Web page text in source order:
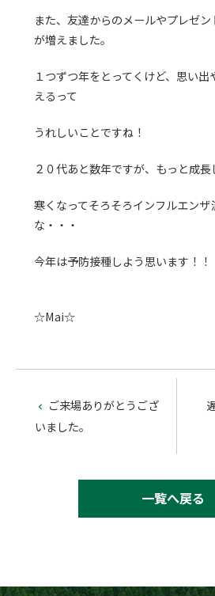
また、友達からのメールやプレゼ
が増えました。
１つずつ年をとってくけど、思い
えるって
うれしいことですね！
２０代あと数年ですが、もっと成長
寒くなってそろそろインフルエンザ
な・・・
今年は予防接種しよう思います！！
☆Mai☆

ご来場ありがとうござ
いました。
一覧へ戻る